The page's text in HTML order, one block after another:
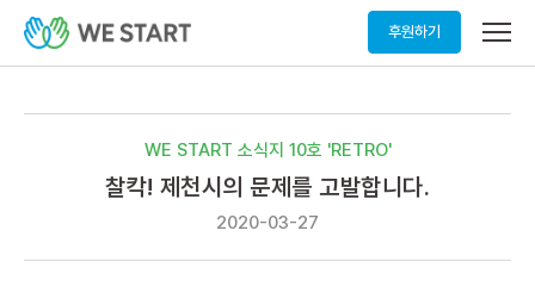
후원하기
메
열
WE START 소식지 10호 'RETRO'
찰칵! 제천시의 문제를 고발합니다.
2020-03-27